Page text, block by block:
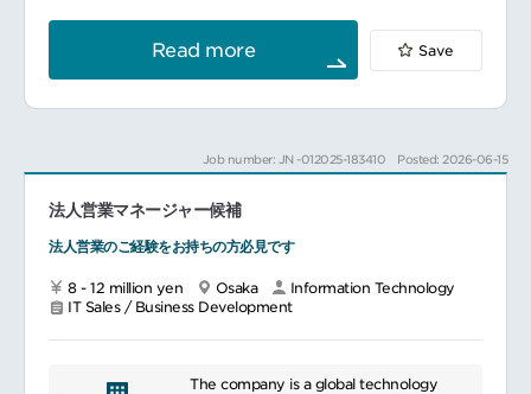
し顧客開拓をする他、外部の業種毎に戦略を
策定し営業活動を日々おこなっていきます。
Read more Save
Job number: JN -012025-183410 Posted: 2026-06-15
法人営業マネージャー候補
法人営業のご経験をお持ちの方必見です
8 - 12 million yen Osaka
Information Technology
IT Sales / Business Development
The company is a global technology